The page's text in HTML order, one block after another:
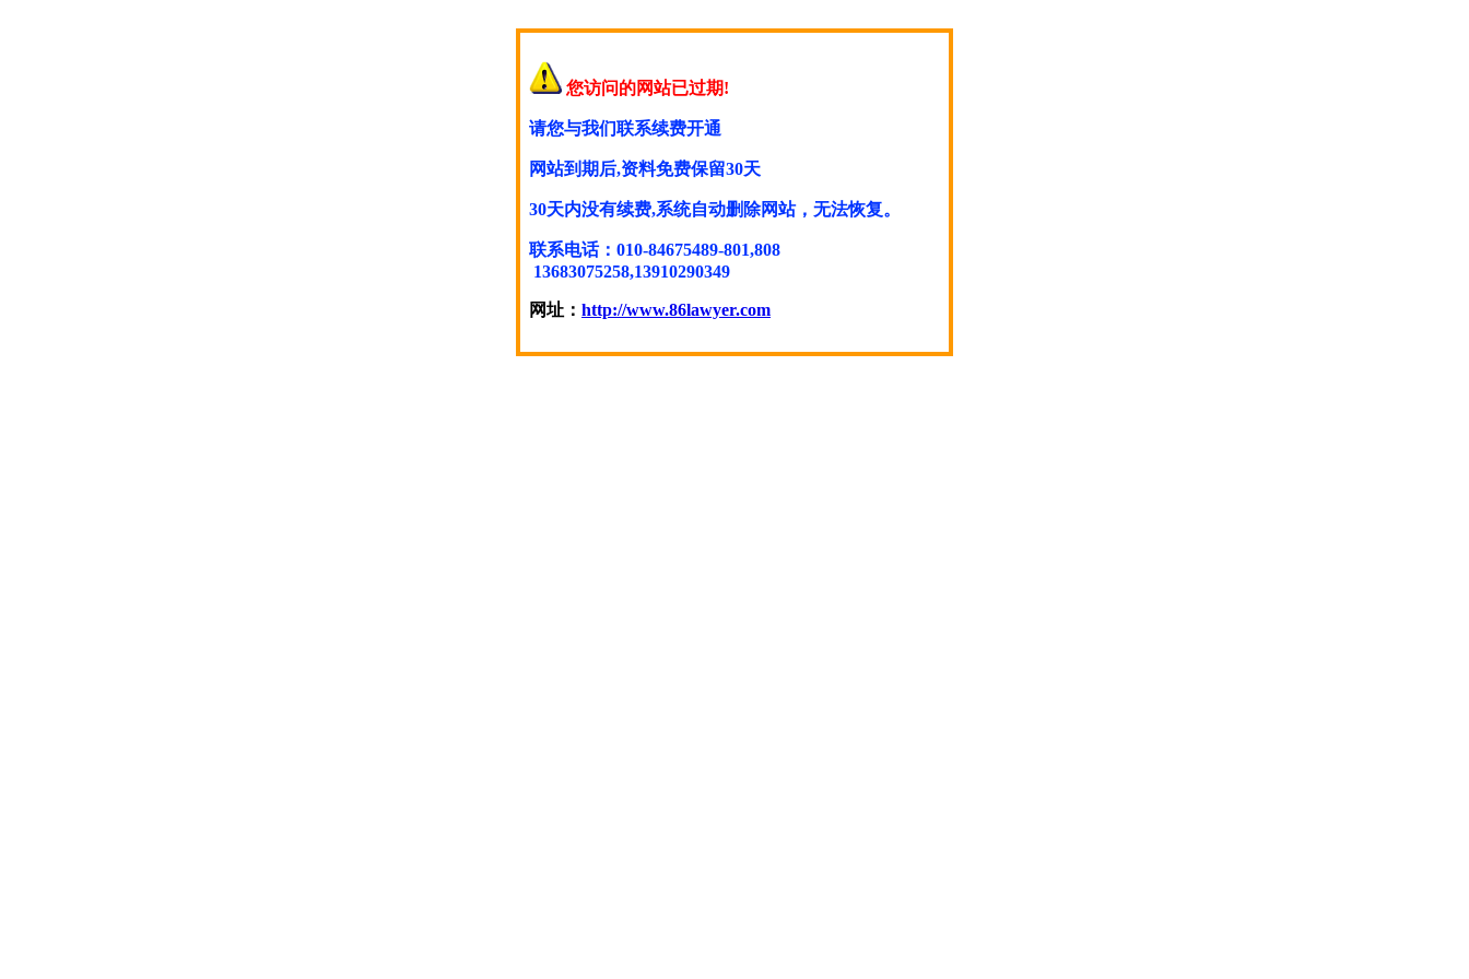
您访问的网站已过期!
请您与我们联系续费开通
网站到期后,资料免费保留30天
30天内没有续费,系统自动删除网站，无法恢复。
联系电话：010-84675489-801,808
13683075258,13910290349
网址： http://www.86lawyer.com